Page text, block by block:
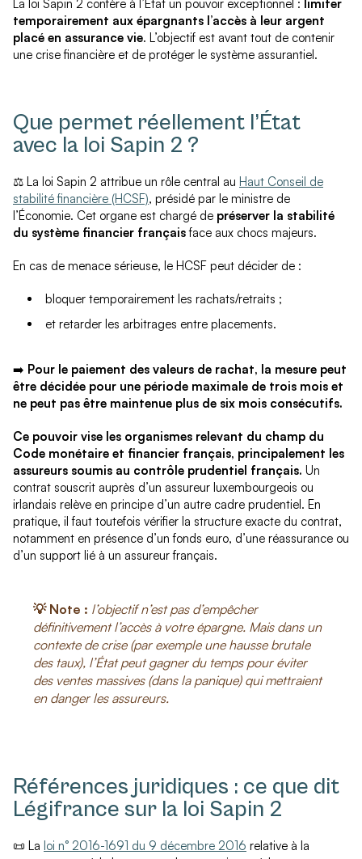
La loi Sapin 2 confère à l’État un pouvoir exceptionnel : limiter
temporairement aux épargnants l’accès à leur argent
placé en assurance vie. L’objectif est avant tout de contenir
une crise financière et de protéger le système assurantiel.
Que permet réellement l’État
avec la loi Sapin 2 ?
⚖️ La loi Sapin 2 attribue un rôle central au Haut Conseil de
stabilité financière (HCSF), présidé par le ministre de
l’Économie. Cet organe est chargé de préserver la stabilité
du système financier françaisface aux chocs majeurs.
En cas de menace sérieuse, le HCSF peut décider de :
bloquer temporairement les rachats/retraits ;
et retarder les arbitrages entre placements.
➡️ Pour le paiement des valeurs de rachat, la mesure peut
être décidée pour une période maximale de trois mois et
ne peut pas être maintenue plus de six mois consécutifs.
Ce pouvoir vise les organismes relevant du champ du
Code monétaire et financier français, principalement les
assureurs soumis au contrôle prudentiel français. Un
contrat souscrit auprès d’un assureur luxembourgeois ou
irlandais relève en principe d’un autre cadre prudentiel. En
pratique, il faut toutefois vérifier la structure exacte du contrat,
notamment en présence d’un fonds euro, d’une réassurance ou
d’un support lié à un assureur français.
💡 Note : l’objectif n’est pas d’empêcher
définitivement l’accès à votre épargne. Mais dans un
contexte de crise (par exemple une hausse brutale
des taux), l’État peut gagner du temps pour éviter
des ventes massives (dans la panique) qui mettraient
en danger les assureurs.
Références juridiques : ce que dit
Légifrance sur la loi Sapin 2
📜 La loi n° 2016-1691 du 9 décembre 2016 relative à la